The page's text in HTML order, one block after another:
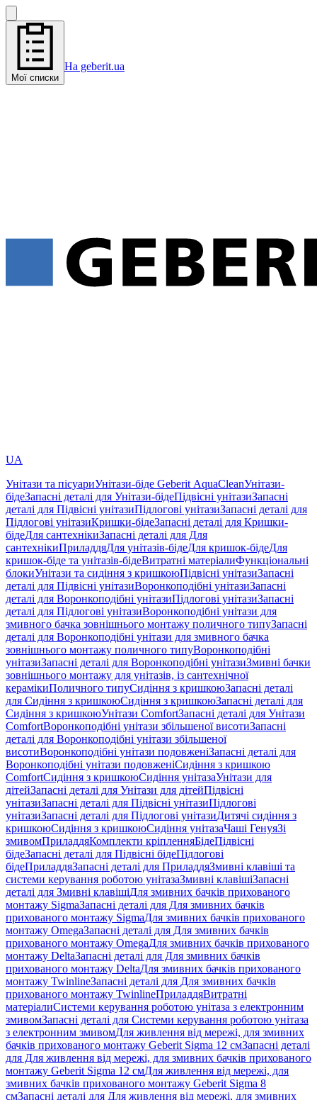
Мої списки
На geberit.ua
UA
Унітази та пісуариУнітази-біде Geberit AquaCleanУнітази-
бідеЗапасні деталі для Унітази-бідеПідвісні унітазиЗапасні
деталі для Підвісні унітазиПідлогові унітазиЗапасні деталі для
Підлогові унітазиКришки-бідеЗапасні деталі для Кришки-
бідеДля сантехнікиЗапасні деталі для Для
сантехнікиПриладдяДля унітазів-бідеДля кришок-бідеДля
кришок-біде та унітазів-бідеВитратні матеріалиФункціональні
блокиУнітази та сидіння з кришкоюПідвісні унітазиЗапасні
деталі для Підвісні унітазиВоронкоподібні унітазиЗапасні
деталі для Воронкоподібні унітазиПідлогові унітазиЗапасні
деталі для Підлогові унітазиВоронкоподібні унітази для
змивного бачка зовнішнього монтажу поличного типуЗапасні
деталі для Воронкоподібні унітази для змивного бачка
зовнішнього монтажу поличного типуВоронкоподібні
унітазиЗапасні деталі для Воронкоподібні унітазиЗмивні бачки
зовнішнього монтажу для унітазів, із сантехнічної
керамікиПоличного типуСидіння з кришкоюЗапасні деталі
для Сидіння з кришкоюСидіння з кришкоюЗапасні деталі для
Сидіння з кришкоюУнітази ComfortЗапасні деталі для Унітази
ComfortВоронкоподібні унітази збільшеної висотиЗапасні
деталі для Воронкоподібні унітази збільшеної
висотиВоронкоподібні унітази подовженіЗапасні деталі для
Воронкоподібні унітази подовженіСидіння з кришкою
ComfortСидіння з кришкоюСидіння унітазаУнітази для
дітейЗапасні деталі для Унітази для дітейПідвісні
унітазиЗапасні деталі для Підвісні унітазиПідлогові
унітазиЗапасні деталі для Підлогові унітазиДитячі сидіння з
кришкоюСидіння з кришкоюСидіння унітазаЧаші ГенуяЗі
змивомПриладдяКомплекти кріпленняБідеПідвісні
бідеЗапасні деталі для Підвісні бідеПідлогові
бідеПриладдяЗапасні деталі для ПриладдяЗмивні клавіші та
системи керування роботою унітазаЗмивні клавішіЗапасні
деталі для Змивні клавішіДля змивних бачків прихованого
монтажу SigmaЗапасні деталі для Для змивних бачків
прихованого монтажу SigmaДля змивних бачків прихованого
монтажу OmegaЗапасні деталі для Для змивних бачків
прихованого монтажу OmegaДля змивних бачків прихованого
монтажу DeltaЗапасні деталі для Для змивних бачків
прихованого монтажу DeltaДля змивних бачків прихованого
монтажу TwinlineЗапасні деталі для Для змивних бачків
прихованого монтажу TwinlineПриладдяВитратні
матеріалиСистеми керування роботою унітаза з електронним
змивомЗапасні деталі для Системи керування роботою унітаза
з електронним змивомДля живлення від мережі, для змивних
бачків прихованого монтажу Geberit Sigma 12 смЗапасні деталі
для Для живлення від мережі, для змивних бачків прихованого
монтажу Geberit Sigma 12 смДля живлення від мережі, для
змивних бачків прихованого монтажу Geberit Sigma 8
смЗапасні деталі для Для живлення від мережі, для змивних